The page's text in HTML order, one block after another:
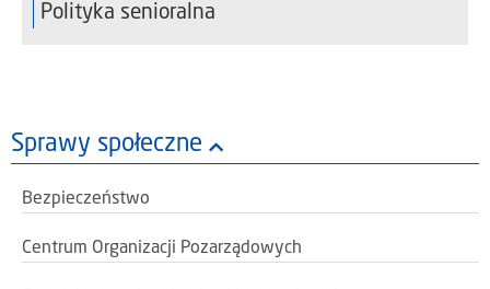
Sprawy społeczne
Bezpieczeństwo
Centrum Organizacji Pozarządowych
Polityka senioralna